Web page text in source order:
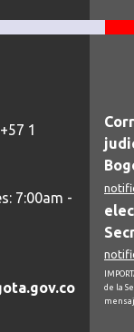
1
7:00am -
de la